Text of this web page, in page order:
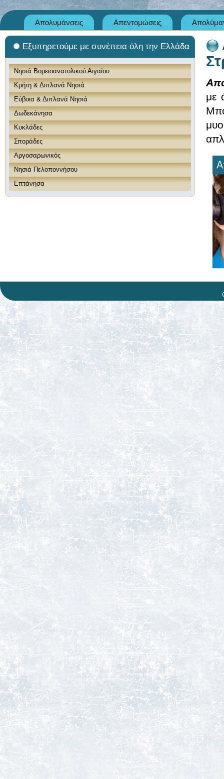
Απολυμάνσεις Απεντομώσεις
Εξυπηρετούμε με συνέπεια όλη την Ελλάδα
Νησιά Βορειοανατολικού Αιγαίου
Κρήτη & Διπλανά Νησιά
Εύβοια & Διπλανά Νησιά
Δωδεκάνησα
Κυκλάδες
Σποράδες
Αργοσαρωνικός
Νησιά Πελοποννήσου
Επτάνησα
με